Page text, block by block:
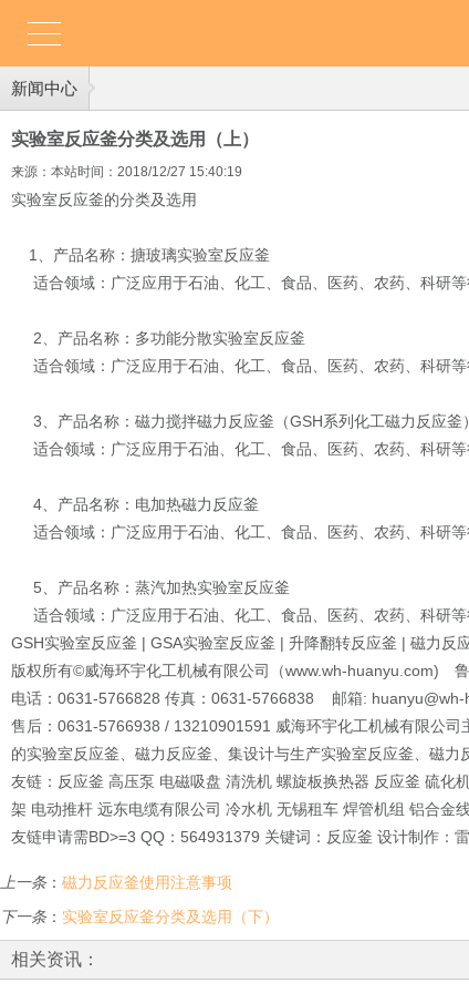
新闻中心
实验室反应釜分类及选用（上）
来源：本站时间：2018/12/27 15:40:19
实验室反应釜的分类及选用
1、产品名称：搪玻璃实验室反应釜
适合领域：广泛应用于石油、化工、食品、医药、农药、科研等
2、产品名称：多功能分散实验室反应釜
适合领域：广泛应用于石油、化工、食品、医药、农药、科研等
3、产品名称：磁力搅拌磁力反应釜（GSH系列化工磁力反应釜
适合领域：广泛应用于石油、化工、食品、医药、农药、科研
4、产品名称：电加热磁力反应釜
适合领域：广泛应用于石油、化工、食品、医药、农药、科研
5、产品名称：蒸汽加热实验室反应釜
适合领域：广泛应用于石油、化工、食品、医药、农药、科研等
GSH实验室反应釜 | GSA实验室反应釜 | 升降翻转反应釜 | 磁力
版权所有©威海环宇化工机械有限公司（www.wh-huanyu.com)
电话：0631-5766828 传真：0631-5766838 邮箱:
售后：0631-5766938 / 13210901591 威海环宇化工机械有限公
的实验室反应釜、磁力反应釜、集设计与生产实验室反应釜、磁力
友链：反应釜 高压泵 电磁吸盘 清洗机 螺旋板换热器 反应釜 硫
架 电动推杆 远东电缆有限公司 冷水机 无锡租车 焊管机组 铝合金
友链申请需BD>=3 QQ：564931379 关键词：反应釜 设计制作：
上一条： 磁力反应釜使用注意事项
下一条： 实验室反应釜分类及选用（下）
相关资讯：